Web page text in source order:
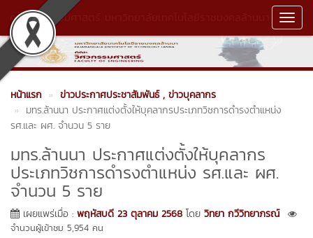
คณะวิศวกรรมศาสตร์ มหาวิทยาลัยเทคโนโลยีราชมงคลล้านนา
หน้าแรก ข่าวประกาศประชาสัมพันธ์ , ข่าวบุคลากร
มทร.ล้านนา ประกาศแต่งตั้งให้บุคลากรประเภทวิชการดำรงตำแหน่ง
รศ.และ ผศ. จำนวน 5 ราย
มทร.ล้านนา ประกาศแต่งตั้งให้บุคลากร
ประเภทวิชการดำรงตำแหน่ง รศ.และ ผศ.
จำนวน 5 ราย
เผยแพร่เมื่อ : พฤหัสบดี 23 ตุลาคม 2568 โดย วิทยา กวีวิทยาภรณ์
จำนวนผู้เข้าชม 5,954 คน